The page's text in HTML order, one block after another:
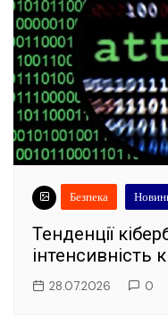
Безпека
Тенденції
інтенсивність
28.07.2026 0